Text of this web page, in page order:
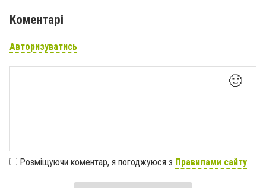
Коментарі
Авторизуватись
🙂
Розміщуючи коментар, я погоджуюся з Правилами сайту